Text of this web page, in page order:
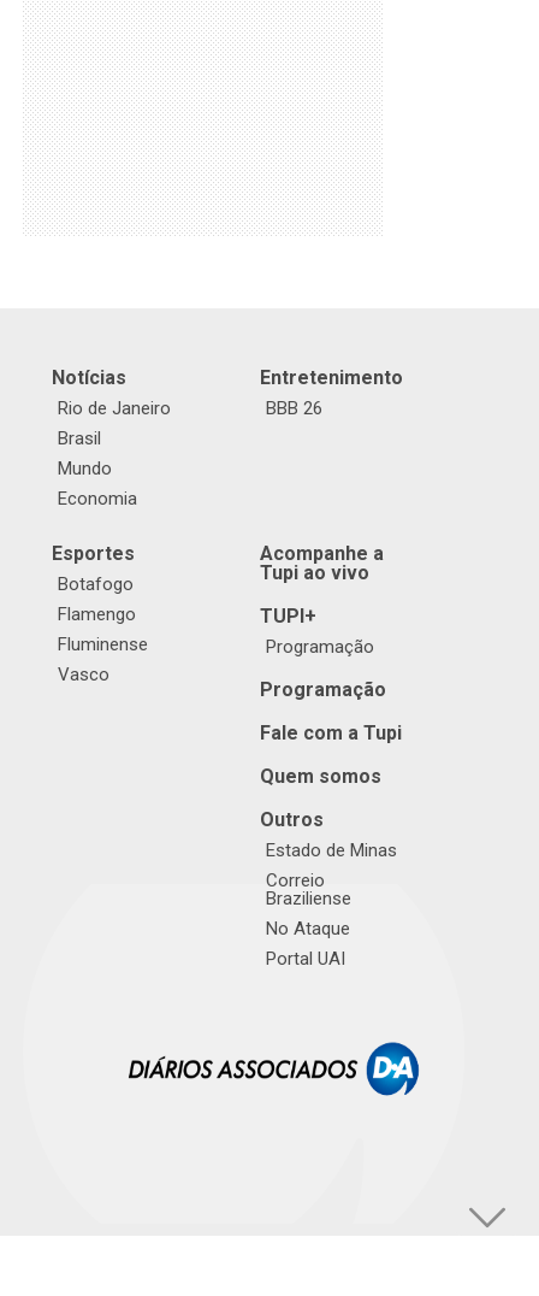
Notícias
Rio de Janeiro
Brasil
Mundo
Economia
Entretenimento
BBB 26
Esportes
Botafogo
Flamengo
Fluminense
Vasco
Acompanhe a
Tupi ao vivo
TUPI+
Programação
Programação
Fale com a Tupi
Quem somos
Outros
Estado de Minas
Correio
Braziliense
No Ataque
Portal UAI